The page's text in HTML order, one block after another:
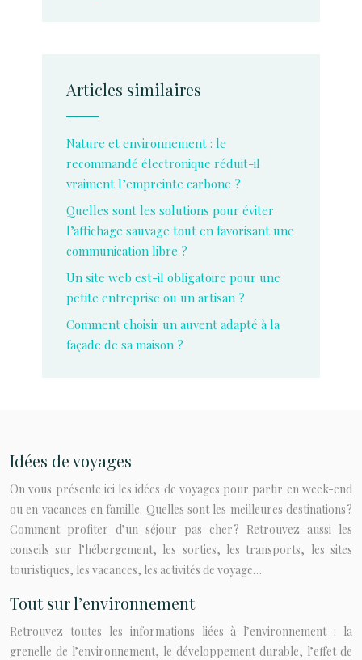
Articles similaires
Nature et environnement : le
recommandé électronique réduit-il
vraiment l’empreinte carbone ?
Quelles sont les solutions pour éviter
l’affichage sauvage tout en favorisant une
communication libre ?
Un site web est-il obligatoire pour une
petite entreprise ou un artisan ?
Comment choisir un auvent adapté à la
façade de sa maison ?
Idées de voyages
On vous présente ici les idées de voyages pour partir en week-end
ou en vacances en famille. Quelles sont les meilleures destinations ?
Comment profiter d’un séjour pas cher ? Retrouvez aussi les
conseils sur l’hébergement, les sorties, les transports, les sites
touristiques, les vacances, les activités de voyage…
Tout sur l’environnement
Retrouvez toutes les informations liées à l’environnement : la
grenelle de l’environnement, le développement durable, l’effet de